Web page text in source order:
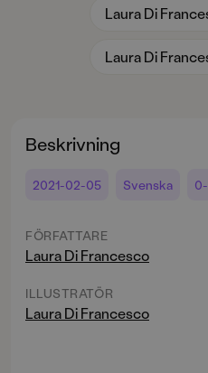
Laura Di
Laura Di
Beskrivning
2021-02-05 Svenska
FÖRFATTARE
Laura Di Francesco
ILLUSTRATÖR
Laura Di Francesco